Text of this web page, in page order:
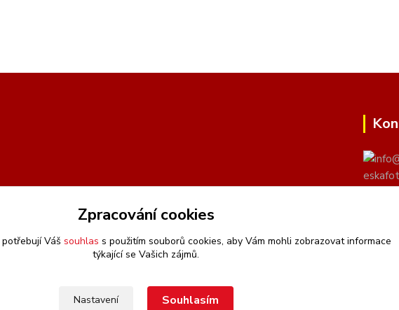
Zpracování cookies
Váš souhlas s použitím souborů cookies, aby Vám mohli zobrazovat informace
týkající se Vašich zájmů.
Nastavení Souhlasím